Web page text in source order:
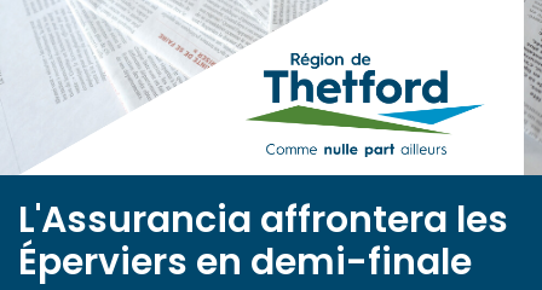
L'Assurancia affrontera les
Éperviers en demi-finale